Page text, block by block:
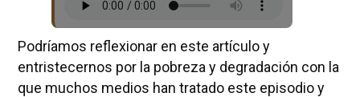
Podríamos reflexionar en este artículo y
entristecernos por la pobreza y degradación con la
que muchos medios han tratado este episodio y